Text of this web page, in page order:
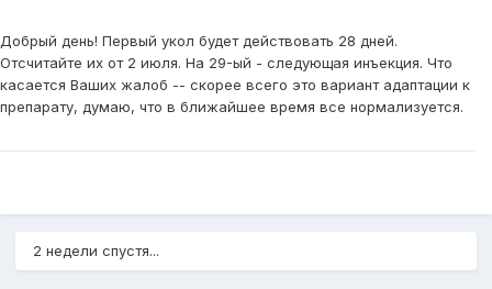
Добрый день! Первый укол будет действовать 28 дней.
Отсчитайте их от 2 июля. На 29-ый - следующая инъекция. Что
касается Ваших жалоб -- скорее всего это вариант адаптации к
препарату, думаю, что в ближайшее время все нормализуется.
2 недели спустя...